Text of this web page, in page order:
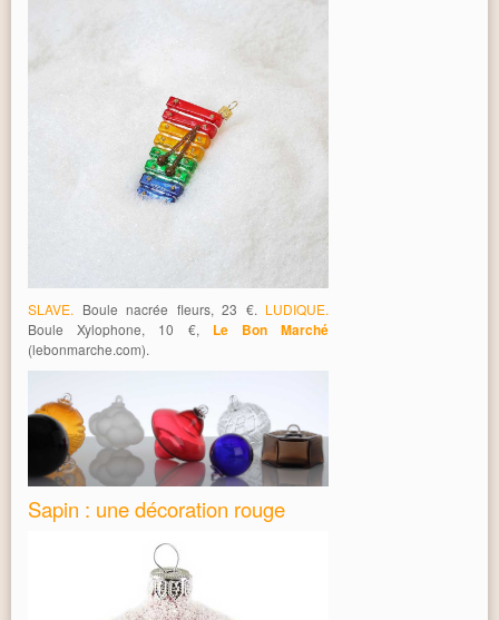
SLAVE. Boule nacrée fleurs, 23 €. LUDIQUE.
Boule Xylophone, 10 €, Le Bon Marché
(lebonmarche.com).
Sapin : une décoration rouge